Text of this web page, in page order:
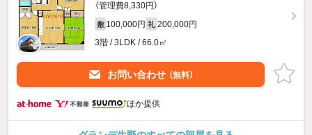
（管理費8,330円）
敷 100,000円 礼 200,000円
3階 / 3LDK / 66.0㎡
お問い合わせ （無料）
ほか提供